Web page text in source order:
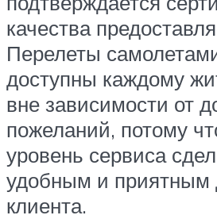
качества
Перелеты
доступны каждому
вне зависимости от
пожеланий, потому
уровень сервиса
удобным и приятным
клиента.